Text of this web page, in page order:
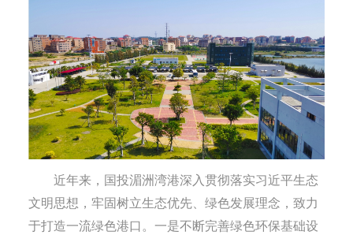
近年来，国投湄洲湾港深入贯彻落实习近平生态
文明思想，牢固树立生态优先、绿色发展理念，致力
于打造一流绿色港口。一是不断完善绿色环保基础设